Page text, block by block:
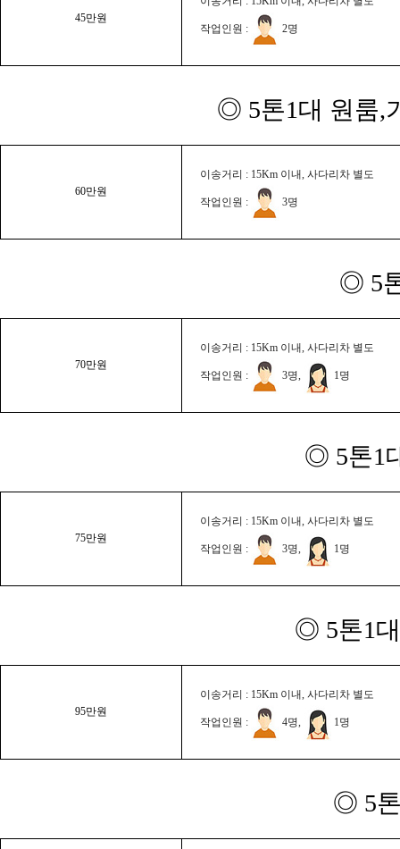
45만원
작업인원 : 2명
◎ 5톤1대 원룸,
60만원
이송거리 : 15Km 이내, 사다리차 별도
작업인원 : 3명
◎ 5
70만원
이송거리 : 15Km 이내, 사다리차 별도
작업인원 : 3명, 1명
◎ 5톤1
75만원
이송거리 : 15Km 이내, 사다리차 별도
작업인원 : 3명, 1명
◎ 5톤1
95만원
이송거리 : 15Km 이내, 사다리차 별도
작업인원 : 4명, 1명
◎ 5